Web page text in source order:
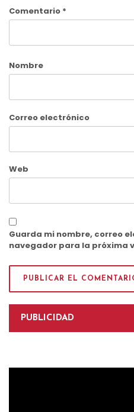
Comentario *
Nombre
Correo electrónico
Web
Guarda mi nombre, correo
navegador para la próxima
PUBLICIDAD